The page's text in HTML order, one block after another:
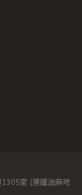
室 (港鐵油麻地